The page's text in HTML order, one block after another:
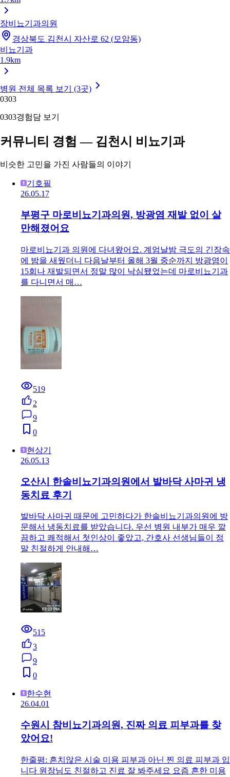
장비뇨기과의원
경상북도 김천시 자산로 62 (모암동)
비뇨기과
1.9km
병원 전체 목록 보기 (3곳)
0303
0303경험담 보기
커뮤니티 경험 — 김천시 비뇨기과
비슷한 고민을 가진 사람들의 이야기
기호필
26.05.17
부평구 마로비뇨기과의원, 방광염 재발 없이 살
만해졌어요
마로비뇨기과 의원에 다녀왔어요. 계엄날밤 극도의 긴장속
에 밤을 새웠더니 다음날부터 올해 3월 중순까지 방광염이
15회나 재발되면서 정말 많이 낙심됐었는데 마로비뇨기과
를 다니면서 매…
519
2
9
0
현상기
26.05.13
오산시 한솔비뇨기과의원에서 발바닥 사마귀 냉
동치료 후기
발바닥 사마귀 때문에 고민하다가 한솔비뇨기과의원에 방
문해서 냉동치료를 받았습니다. 우선 병원 내부가 매우 깔
끔하고 쾌적해서 첫인상이 좋았고, 간호사 선생님들이 정
말 친절하게 안내해…
515
3
9
0
한수현
26.04.01
수원시 참비뇨기과의원, 진짜 의료 피부과를 찾
았어요!
한줄평: 흔치않은 시술 미용 피부과 아닌 찐 의료 피부과 입
니다 원장님도 친절하고 진료 잘 봐주세요 요즘 흔한 미용